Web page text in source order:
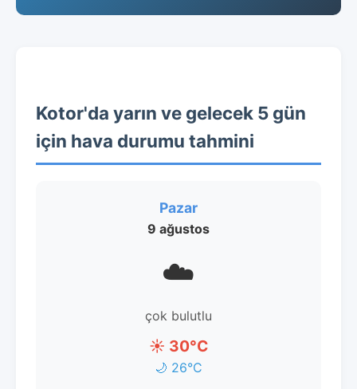
Kotor'da yarın ve gelecek 5 gün
için hava durumu tahmini
Pazar
9 ağustos
☁️
çok bulutlu
☀️ 30°C
🌙 26°C